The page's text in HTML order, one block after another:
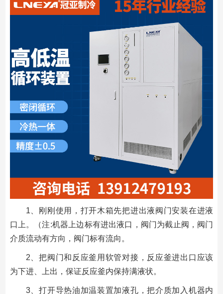
1、刚刚使用，打开木箱先把进出液阀门安装在进液
口上。（注:机器上边标有进出液口，阀门为截止阀，阀门
介质流动有方向，阀门标有流向。
2、把阀门和反应釜用软管对接，反应釜进出口应该
为下进、上出，保证反应釜内保持满液状。
3、打开导热油加温装置加液孔，把介质加入机器内